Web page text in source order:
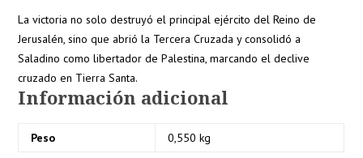
La victoria no solo destruyó el principal ejército del Reino de
Jerusalén, sino que abrió la Tercera Cruzada y consolidó a
Saladino como libertador de Palestina, marcando el declive
cruzado en Tierra Santa.
Información adicional
Peso 0,550 kg